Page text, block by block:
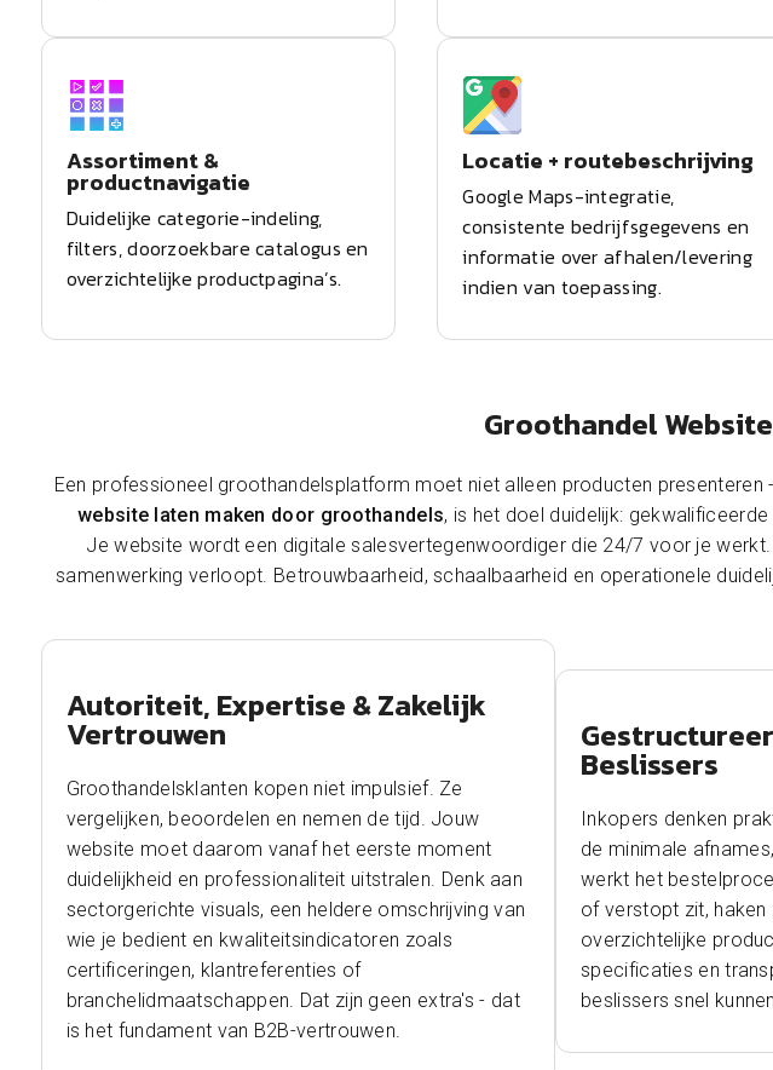
Assortiment &
productnavigatie
Duidelijke categorie-indeling,
filters, doorzoekbare catalogus en
overzichtelijke productpagina’s.
Locatie + routebeschrijving
Google Maps-integratie,
consistente bedrijfsgegevens en
informatie over afhalen/levering
indien van toepassing.
Groothandel
Een professioneel groothandelsplatform moet niet alleen producten
website laten maken door groothandels, is het doel duidelijk:
Je website wordt een digitale salesvertegenwoordiger die 24/7 voor je
samenwerking verloopt. Betrouwbaarheid, schaalbaarheid en operationele
Autoriteit, Expertise & Zakelijk
Vertrouwen
Groothandelsklanten kopen niet impulsief. Ze
vergelijken, beoordelen en nemen de tijd. Jouw
website moet daarom vanaf het eerste moment
duidelijkheid en professionaliteit uitstralen. Denk aan
sectorgerichte visuals, een heldere omschrijving van
wie je bedient en kwaliteitsindicatoren zoals
certificeringen, klantreferenties of
branchelidmaatschappen. Dat zijn geen extra's - dat
is het fundament van B2B-vertrouwen.
Beslissers
Inkopers denken
de minimale
werkt het
of verstopt zit,
overzichtelijke
specificaties en
beslissers snel